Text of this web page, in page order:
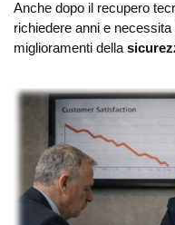
Anche dopo il recupero
richiedere anni e
miglioramenti della